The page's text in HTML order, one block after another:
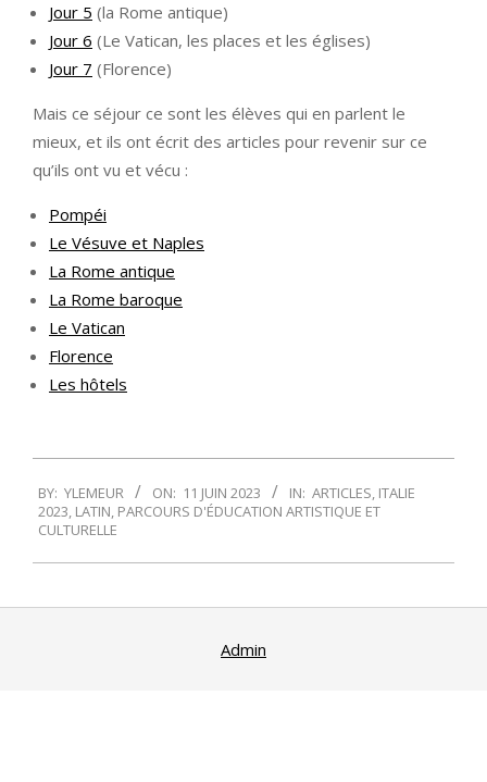
Jour 5 (la Rome antique)
Jour 6 (Le Vatican, les places et les églises)
Jour 7 (Florence)
Mais ce séjour ce sont les élèves qui en parlent le
mieux, et ils ont écrit des articles pour revenir sur ce
qu’ils ont vu et vécu :
Pompéi
Le Vésuve et Naples
La Rome antique
La Rome baroque
Le Vatican
Florence
Les hôtels
06-
11
BY: YLEMEUR ON: 11 JUIN 2023 IN: ARTICLES, ITALIE
2023, LATIN, PARCOURS D'ÉDUCATION ARTISTIQUE ET
CULTURELLE
Admin